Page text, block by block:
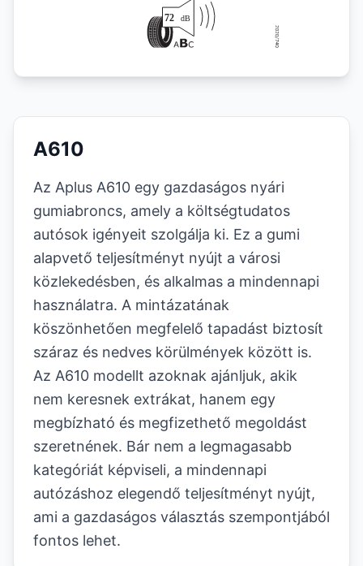
A610
Az Aplus A610 egy gazdaságos nyári
gumiabroncs, amely a költségtudatos
autósok igényeit szolgálja ki. Ez a gumi
alapvető teljesítményt nyújt a városi
közlekedésben, és alkalmas a mindennapi
használatra. A mintázatának
köszönhetően megfelelő tapadást biztosít
száraz és nedves körülmények között is.
Az A610 modellt azoknak ajánljuk, akik
nem keresnek extrákat, hanem egy
megbízható és megfizethető megoldást
szeretnének. Bár nem a legmagasabb
kategóriát képviseli, a mindennapi
autózáshoz elegendő teljesítményt nyújt,
ami a gazdaságos választás szempontjából
fontos lehet.